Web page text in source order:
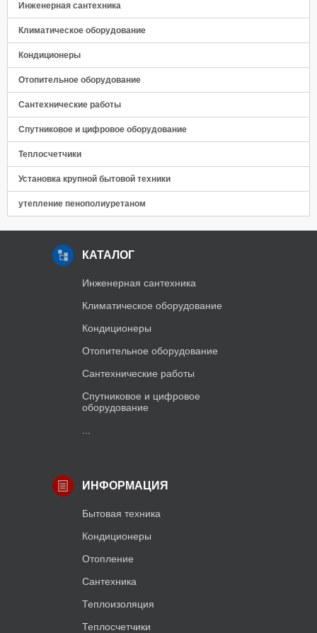
Инженерная сантехника
Климатическое оборудование
Кондиционеры
Отопительное оборудование
Сантехнические работы
Спутниковое и цифровое оборудование
Теплосчетчики
Установка крупной бытовой техники
утепление пенополиуретаном
КАТАЛОГ
Инженерная сантехника
Климатическое оборудование
Кондиционеры
Отопительное оборудование
Сантехнические работы
Спутниковое и цифровое
оборудование
ИНФОРМАЦИЯ
Бытовая техника
Кондиционеры
Отопление
Сантехника
Теплоизоляция
Теплосчетчики
Панель управления